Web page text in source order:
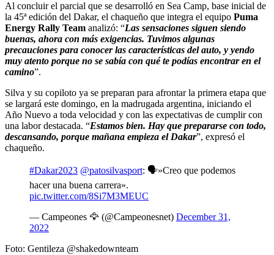
Al concluir el parcial que se desarrolló en Sea Camp, base inicial de
la 45ª edición del Dakar, el chaqueño que integra el equipo Puma
Energy Rally Team analizó: “Las sensaciones siguen siendo
buenas, ahora con más exigencias. Tuvimos algunas
precauciones para conocer las características del auto, y yendo
muy atento porque no se sabía con qué te podías encontrar en el
camino”.
Silva y su copiloto ya se preparan para afrontar la primera etapa que
se largará este domingo, en la madrugada argentina, iniciando el
Año Nuevo a toda velocidad y con las expectativas de cumplir con
una labor destacada. “Estamos bien. Hay que prepararse con todo,
descansando, porque mañana empieza el Dakar”, expresó el
chaqueño.
#Dakar2023 @patosilvasport: 🗣»Creo que podemos
hacer una buena carrera».
pic.twitter.com/8Si7M3MEUC
— Campeones 🦅 (@Campeonesnet) December 31,
2022
Foto: Gentileza @shakedownteam